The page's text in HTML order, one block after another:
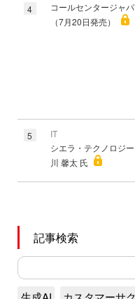
4
コールセンタージャ
（7月20日発売）
5
IT
シエラ・テクノロジ
川 馨太 氏
記事検索